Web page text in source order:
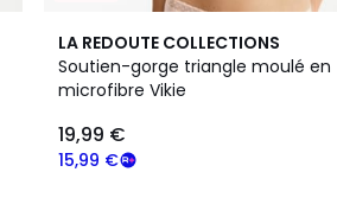
LA REDOUTE COLLECTIONS
Soutien-gorge triangle moulé en
microfibre Vikie
15,99 €
19,99 €
4,6
/ 5
3
Couleurs